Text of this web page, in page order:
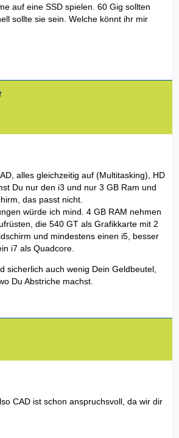
auf eine SSD spielen. 60 Gig sollten
sollte sie sein. Welche könnt ihr mir
alles gleichzeitig auf (Multitasking), HD
Du nur den i3 und nur 3 GB Ram und
das passt nicht.
würde ich mind. 4 GB RAM nehmen
die 540 GT als Grafikkarte mit 2
und mindestens einen i5, besser
i7 als Quadcore.
sicherlich auch wenig Dein Geldbeutel,
Du Abstriche machst.
CAD ist schon anspruchsvoll, da wir dir